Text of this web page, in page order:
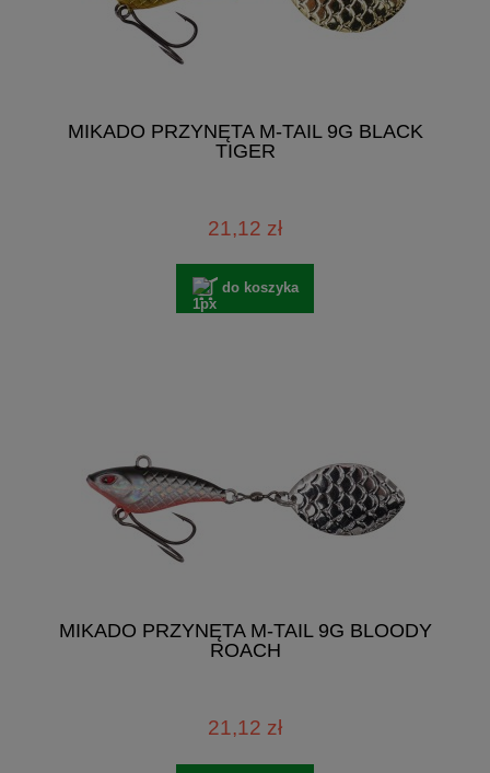
MIKADO PRZYNĘTA M-TAIL 9G BLACK
TIGER
21,12 zł
do koszyka
MIKADO PRZYNĘTA M-TAIL 9G BLOODY
ROACH
21,12 zł